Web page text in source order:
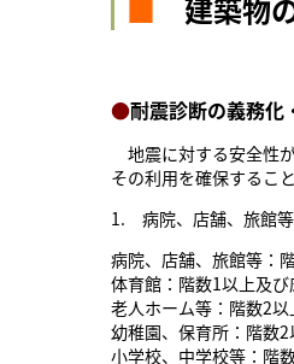
■ 建築物
●耐震診断の義務化
地震に対する安全性
その利用を確保するこ
1. 病院、店舗、旅館等
病院、店舗、旅館等：
体育館：階数1以上及
老人ホーム等：階数2
幼稚園、保育所：階数
小学校、中学校等：階